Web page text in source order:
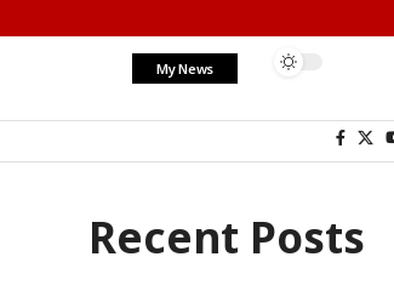
My News
Recent Posts